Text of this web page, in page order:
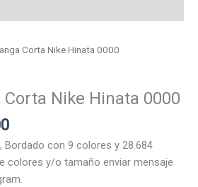
Corta Nike Hinata 0000
Nike Hinata 0000
El
precio
actual
es:
Bordado con 9 colores y 28.684
colores y/o tamaño enviar mensaje